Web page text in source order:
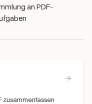
an PDF-
→
zusammenfassen